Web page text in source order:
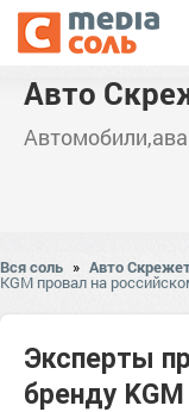
Авто
Вся соль » Авто
KGM провал на
Эксперты
бренду